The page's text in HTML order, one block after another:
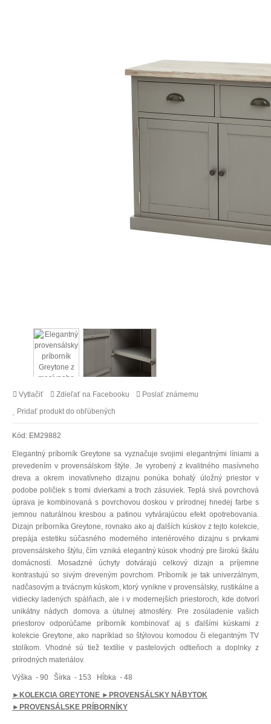
Vytlačiť Zdieľať na Facebooku
Poslať známemu
Pridať produkt do obľúbených
Kód: EM29882
Elegantný príborník Greytone sa vyznačuje svojimi elegantnými líniami a
prevedením v provensálskom štýle. Je vyrobený z kvalitného masívneho
dreva a okrem inovatívneho dizajnu ponúka bohatý úložný priestor v
podobe poličiek s tromi dvierkami a troch zásuviek. Teplá sivá povrchová
úprava je kombinovaná s povrchovou doskou v prírodnej hnedej farbe s
jemnou naturálnou kresbou a patinou vytvárajúcou efekt opotrebovania.
Dizajn príborníka Greytone, rovnako ako aj ďalších kúskov z tejto kolekcie,
prepája estetiku súčasného moderného interiérového dizajnu s prvkami
provensálskeho štýlu, čím vzniká elegantný kúsok vhodný pre širokú škálu
domácností. Mosadzné úchyty dotvárajú celkový dizajn a príjemne
kontrastujú so sivým dreveným povrchom. Príborník je tak univerzálnym,
nadčasovým a trvácnym kúskom, ktorý vynikne v provensálsky, rustikálne a
vidiecky ladených spálňach, ale i v modernejších priestoroch, kde dotvorí
unikátny nádych domova a útulnej atmosféry. Pre zosúladenie vašich
priestorov odporúčame príborník kombinovať aj s ďalšími kúskami z
kolekcie Greytone, ako napríklad so štýlovou komodou či elegantným TV
stolíkom. Vhodné sú tiež textílie v pastelových odtieňoch a doplnky z
prírodných materiálov.
Výška - 90 Šírka - 153 Hĺbka - 48
►KOLEKCIA GREYTONE ►PROVENSÁLSKY NÁBYTOK
►PROVENSÁLSKE PRÍBORNÍKY